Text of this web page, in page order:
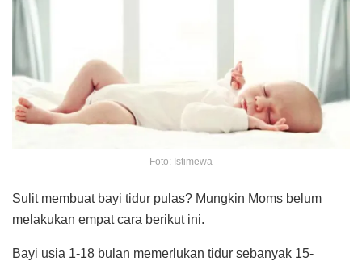
Foto: Istimewa
Sulit membuat bayi tidur pulas? Mungkin Moms belum
melakukan empat cara berikut ini.
Bayi usia 1-18 bulan memerlukan tidur sebanyak 15-